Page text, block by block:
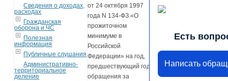
Сведения о доходах,
расходах
Гражданская
оборона и ЧС
Полезная
информация
Публичные слушания
Административно-
территориальное
деление
от 24 октября 1997
года N 134-ФЗ «О
прожиточном
минимуме в
Российской
Федерации» на год,
предшествующий году
обращения за
Есть
Написать